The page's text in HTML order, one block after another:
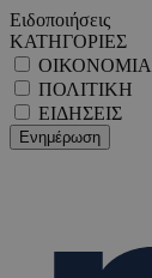
Ειδοποιήσεις
ΚΑΤΗΓΟΡΙΕΣ
ΟΙΚΟΝΟΜΙΑ
ΠΟΛΙΤΙΚΗ
ΕΙΔΗΣΕΙΣ